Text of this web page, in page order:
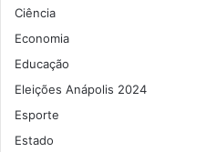
Ciência
Economia
Educação
Eleições Anápolis 2024
Esporte
Estado